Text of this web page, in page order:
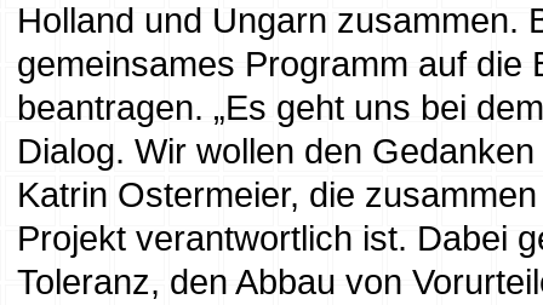
Holland und Ungarn zusammen.
gemeinsames Programm auf die
beantragen. „Es geht uns bei
Dialog. Wir wollen den
Katrin Ostermeier, die
Projekt verantwortlich ist. Dabei
Toleranz, den Abbau von